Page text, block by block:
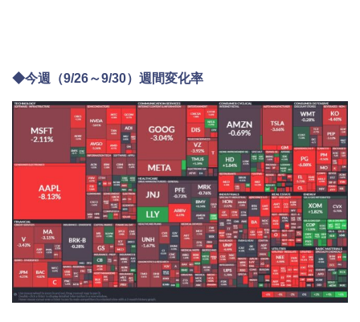
◆今週（9/26～9/30）週間変化率